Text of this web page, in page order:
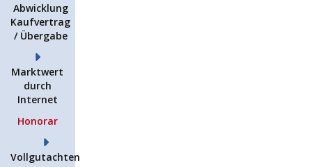
Abwicklung
Kaufvertrag
/ Übergabe
Marktwert
durch
Internet
Honorar
Vollgutachten